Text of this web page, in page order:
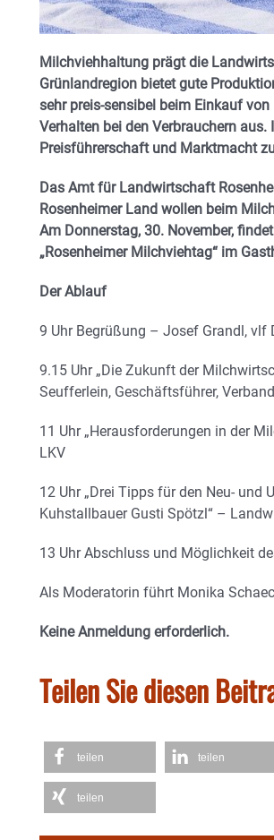
Milchviehhaltung prägt die
Grünlandregion bietet gute
sehr preis-sensibel beim Einkauf
Verhalten bei den Verbrauchern
Preisführerschaft und Marktmacht
Das Amt für Landwirtschaft
Rosenheimer Land wollen beim
Am Donnerstag, 30. November,
„Rosenheimer Milchviehtag“ im
Der Ablauf
9 Uhr Begrüßung – Josef Grandl, vlf
9.15 Uhr „Die Zukunft der
Seufferlein, Geschäftsführer,
11 Uhr „Herausforderungen in der
LKV
12 Uhr „Drei Tipps für den Neu-
Kuhstallbauer Gusti Spötzl“ –
13 Uhr Abschluss und Möglichkeit
Als Moderatorin führt Monika
Keine Anmeldung erforderlich.
Teilen Sie diesen
teilen teilen
teilen